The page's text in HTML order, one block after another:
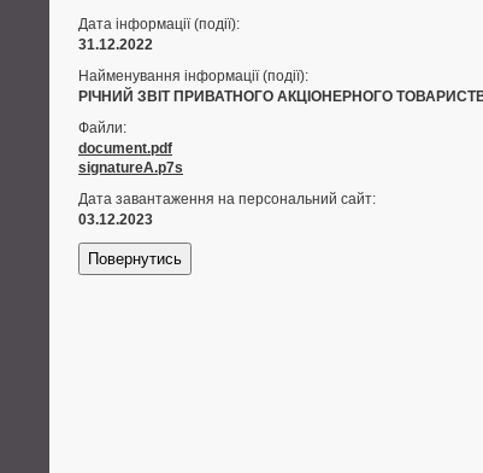
Дата інформації (події):
31.12.2022
Найменування інформації (події):
РІЧНИЙ ЗВІТ ПРИВАТНОГО АКЦІОНЕРНОГО
Файли:
document.pdf
signatureA.p7s
Дата завантаження на персональний сайт:
03.12.2023
Повернутись